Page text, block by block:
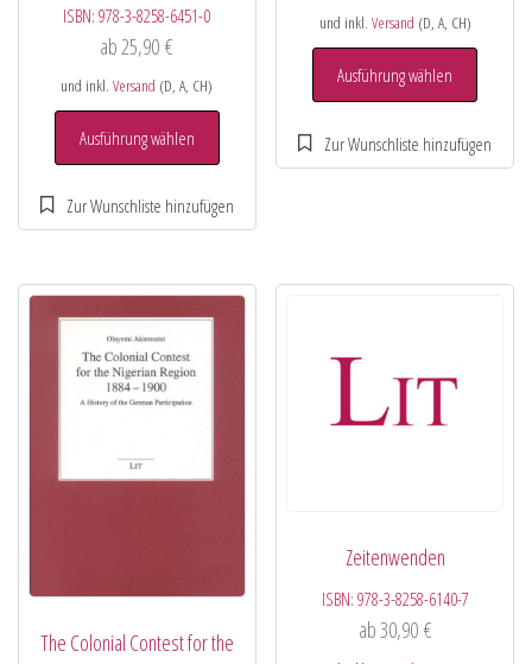
ISBN:978-3-8258-6451-0
ab 25,90€
und inkl.Versand (D, A, CH)
Ausführung wählen
und inkl. Versand (D, A, CH)
Ausführung wählen
The Colonial Contest for the
Zeitenwenden
ISBN: 978-3-8258-6140-7
ab30,90 €